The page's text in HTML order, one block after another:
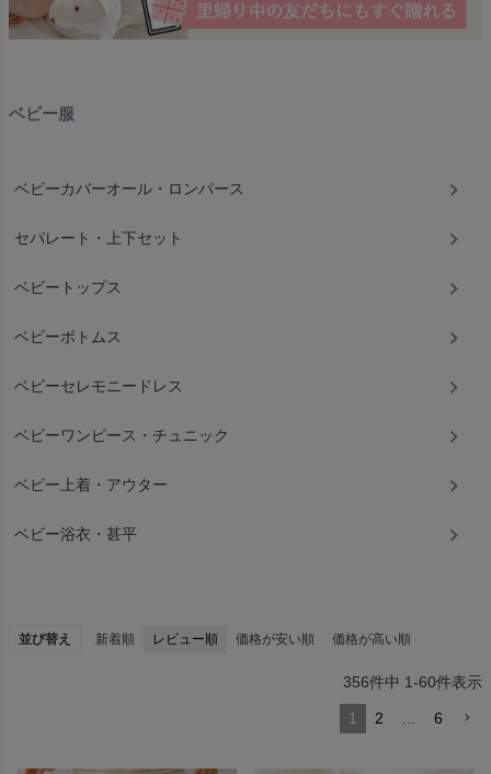
ベビー服
ベビーカバーオール・ロンパース
セパレート・上下セット
ベビートップス
ベビーボトムス
ベビーセレモニードレス
ベビーワンピース・チュニック
ベビー上着・アウター
ベビー浴衣・甚平
並び替え 新着順 レビュー順 価格が安い順 価格が高い順
356件中 1-60件表示
1 2 6